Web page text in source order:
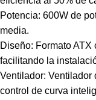
Potencia: 600W de
media.
Diseño: Formato
facilitando la
Ventilador: Ventilador
control de curva